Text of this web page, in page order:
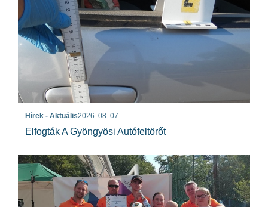
Hírek - Aktuális2026. 08. 07.
Elfogták A Gyöngyösi Autófeltörőt